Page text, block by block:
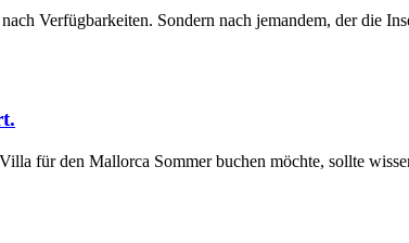
Verfügbarkeiten. Sondern nach jemandem, der die
für den Mallorca Sommer buchen möchte, sollte